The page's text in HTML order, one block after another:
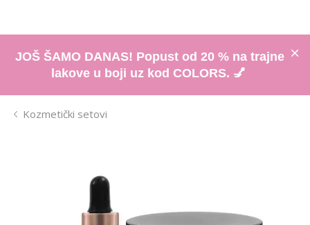
JOŠ ŠAMO DANAS! Popust od 20 % na trajne
lakove u boji uz kod COLORS. 💅
Kozmetički setovi